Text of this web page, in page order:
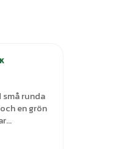
små runda
en grön